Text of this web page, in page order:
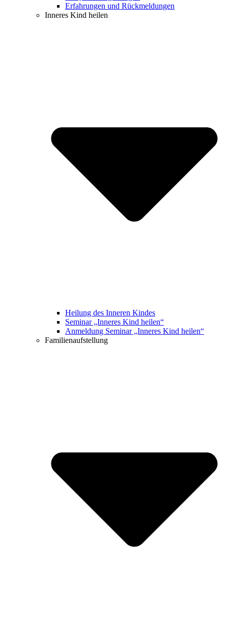
Erfahrungen und Rückmeldungen
Inneres Kind heilen
Heilung des Inneren Kindes
Seminar „Inneres Kind heilen“
Anmeldung Seminar „Inneres Kind heilen“
Familienaufstellung